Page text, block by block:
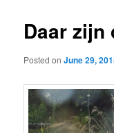
Daar zijn
Posted onJune 29,